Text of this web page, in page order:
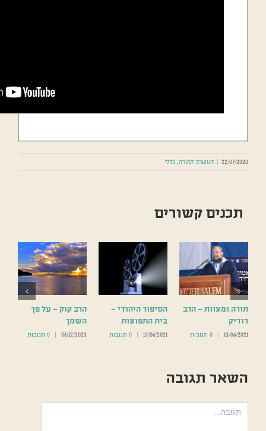
22/07/2020
| העשרה למורה, כללי
תכנים קשורים
הרב קוק – על פך
השמן
06/12/2023
| 0 תגובות
הסיפור היהודי –
בית התפוצות
13/06/2021
| 0 תגובות
תורה ומצוות – הרב
רודיק
13/06/2021
| 0 תגובות
השאר תגובה